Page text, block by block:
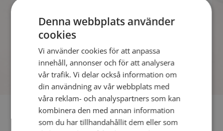
alla andra singlar om du är medlem på
Mötesplatsen. Du kan bli medlem fort
Fler singlar
Denna webbplats använder
cookies
Vi använder cookies för att anpassa
innehåll, annonser och för att analysera
vår trafik. Vi delar också information om
din användning av vår webbplats med
våra reklam- och analyspartners som kan
kombinera den med annan information
som du har tillhandahållit dem eller som